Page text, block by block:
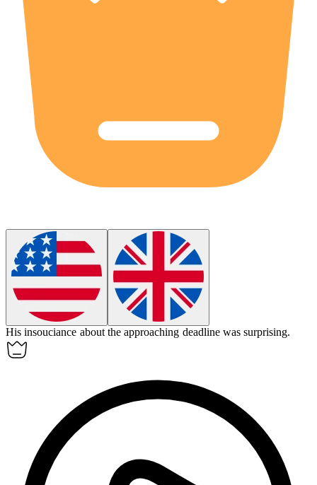
Hisinsouciance about the approaching deadline was surprising.